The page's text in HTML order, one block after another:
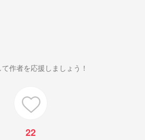
作者を応援しましょう！
22